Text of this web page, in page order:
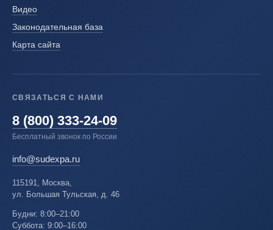
Видео
Законодательная база
Карта сайта
СВЯЗАТЬСЯ С НАМИ
8 (800) 333-24-09
Бесплатный звонок по России
info@sudexpa.ru
115191, Москва,
ул. Большая Тульская, д. 46
Будни: 8:00–21:00
Суббота: 9:00–16:00